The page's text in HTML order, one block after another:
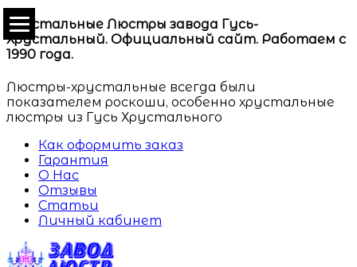
Хрустальные Люстры завода Гусь-
Хрустальный. Официальный сайт. Работаем с
1990 года.
Люстры-хрустальные всегда были
показателем роскоши, особенно хрустальные
люстры из Гусь Хрустального
Как оформить заказ
Гарантия
О Нас
Отзывы
Статьи
Личный кабинет